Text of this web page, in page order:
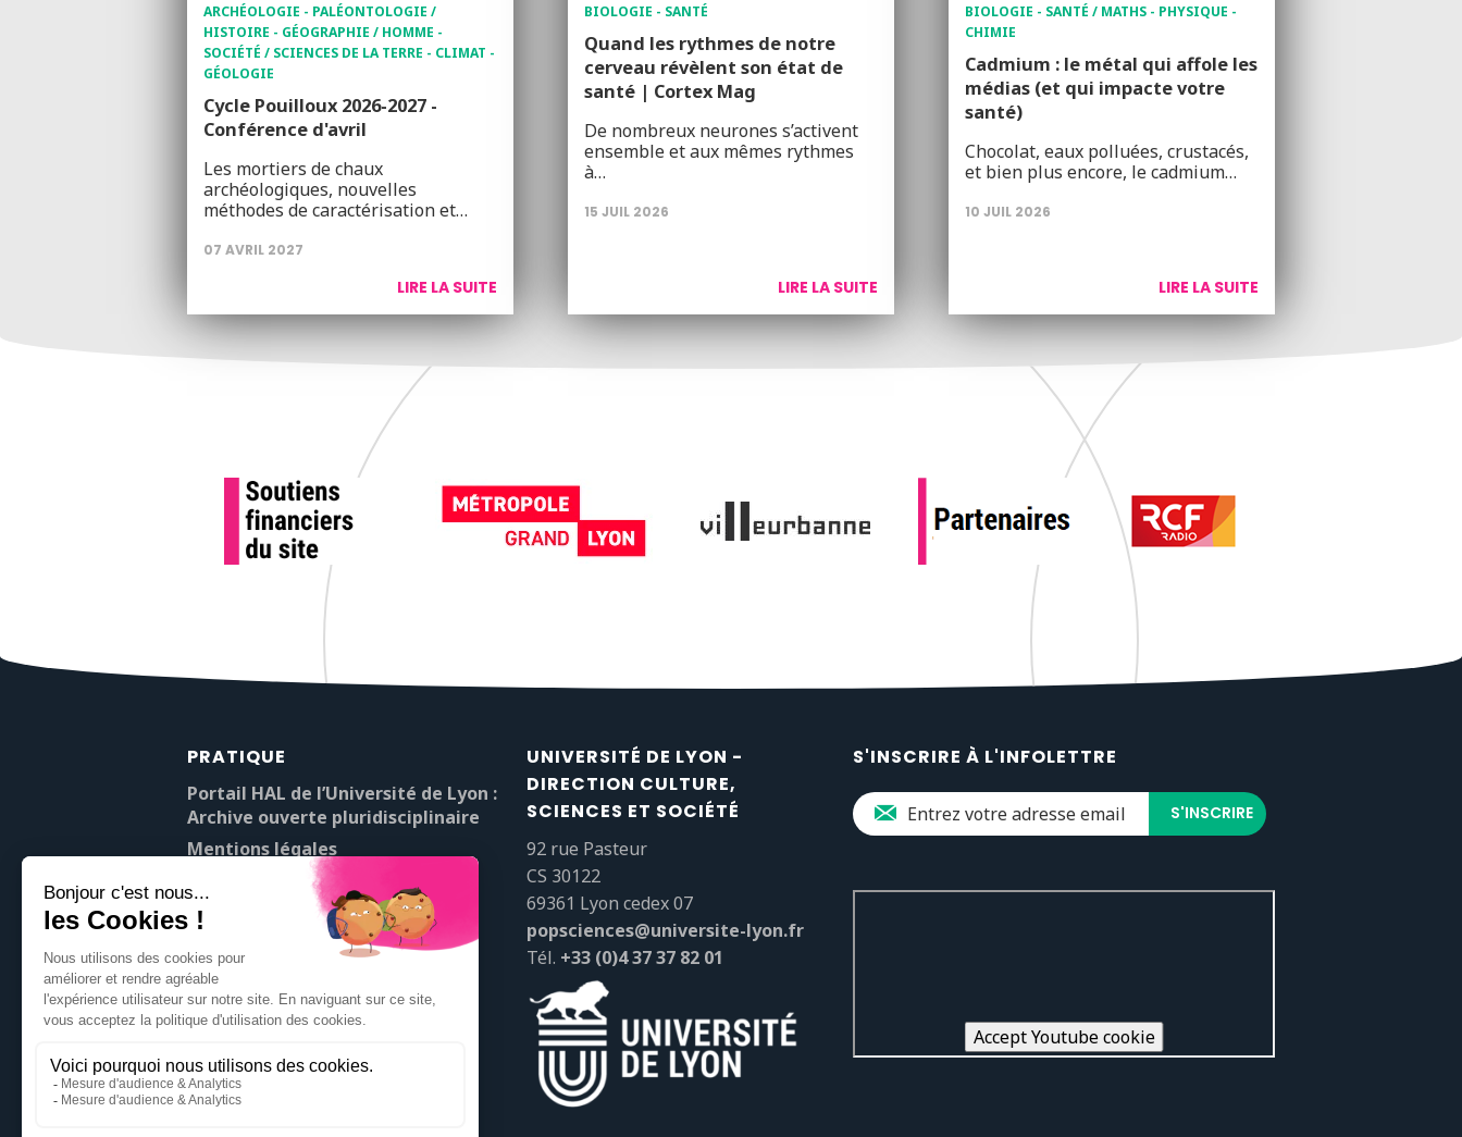
ARCHÉOLOGIE - PALÉONTOLOGIE /
HISTOIRE - GÉOGRAPHIE / HOMME -
SOCIÉTÉ / SCIENCES DE LA TERRE - CLIMAT -
GÉOLOGIE
Cycle Pouilloux 2026-2027 -
Conférence d'avril
Les mortiers de chaux
archéologiques, nouvelles
méthodes de caractérisation et…
07 AVRIL 2027
LIRE LA SUITE
BIOLOGIE - SANTÉ
Quand les rythmes de notre
cerveau révèlent son état de
santé | Cortex Mag
De nombreux neurones s’activent
ensemble et aux mêmes rythmes
à…
15 JUIL 2026
LIRE LA SUITE
BIOLOGIE - SANTÉ / MATHS - PHYSIQUE -
CHIMIE
Cadmium : le métal qui affole les
médias (et qui impacte votre
santé)
Chocolat, eaux polluées, crustacés,
et bien plus encore, le cadmium…
10 JUIL 2026
LIRE LA SUITE
PRATIQUE
Portail HAL de l’Université de Lyon :
Archive ouverte pluridisciplinaire
Mentions légales
À propos de Pop’Sciences
Contact
UNIVERSITÉ DE LYON -
DIRECTION CULTURE,
SCIENCES ET SOCIÉTÉ
92 rue Pasteur
CS 30122
69361 Lyon cedex 07
popsciences@universite-lyon.fr
Tél. +33 (0)4 37 37 82 01
S'INSCRIRE À L'INFOLETTRE
Accept Youtube cookie